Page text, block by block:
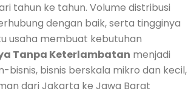
tahun ke tahun. Volume distribusi
dengan baik, serta tingginya
usaha membuat kebutuhan
Tanpa Keterlambatan menjadi
bisnis, bisnis berskala mikro dan kecil,
dari Jakarta ke Jawa Barat